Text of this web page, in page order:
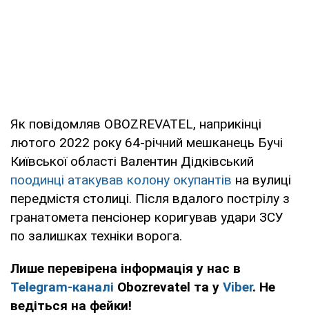
Як повідомляв OBOZREVATEL, наприкінці
лютого 2022 року 64-річний мешканець Бучі
Київської області Валентин Дідківський
поодинці атакував колону окупантів на вулиці
передмістя столиці. Після вдалого пострілу з
гранатомета пенсіонер коригував удари ЗСУ
по залишках техніки ворога.
Лише перевірена інформація у нас в
Telegram-каналі Obozrevatel та у Viber. Не
ведіться на фейки!